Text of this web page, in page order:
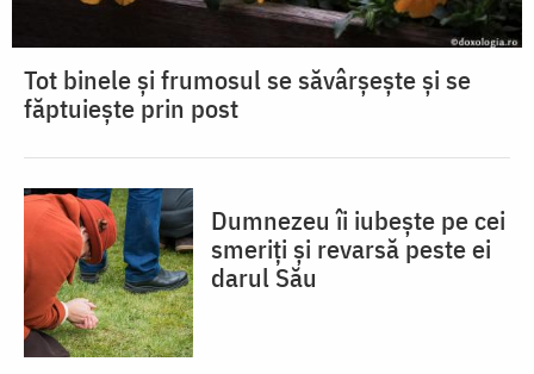
Tot binele și frumosul se săvârșește și se
făptuiește prin post
Dumnezeu îi iubește pe cei
smeriți și revarsă peste ei
darul Său